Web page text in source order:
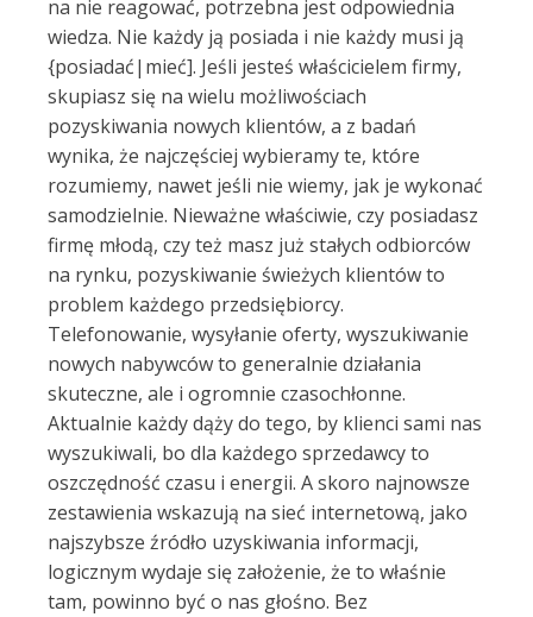
na nie reagować, potrzebna jest odpowiednia
wiedza. Nie każdy ją posiada i nie każdy musi ją
{posiadać|mieć]. Jeśli jesteś właścicielem firmy,
skupiasz się na wielu możliwościach
pozyskiwania nowych klientów, a z badań
wynika, że najczęściej wybieramy te, które
rozumiemy, nawet jeśli nie wiemy, jak je wykonać
samodzielnie. Nieważne właściwie, czy posiadasz
firmę młodą, czy też masz już stałych odbiorców
na rynku, pozyskiwanie świeżych klientów to
problem każdego przedsiębiorcy.
Telefonowanie, wysyłanie oferty, wyszukiwanie
nowych nabywców to generalnie działania
skuteczne, ale i ogromnie czasochłonne.
Aktualnie każdy dąży do tego, by klienci sami nas
wyszukiwali, bo dla każdego sprzedawcy to
oszczędność czasu i energii. A skoro najnowsze
zestawienia wskazują na sieć internetową, jako
najszybsze źródło uzyskiwania informacji,
logicznym wydaje się założenie, że to właśnie
tam, powinno być o nas głośno. Bez